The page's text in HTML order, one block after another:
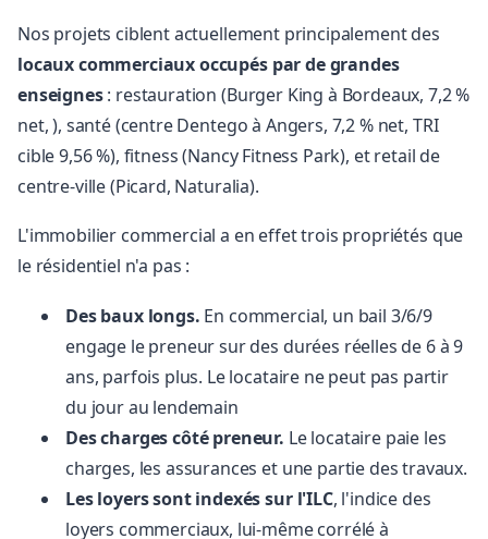
Nos projets ciblent actuellement principalement des
locaux commerciaux occupés par de grandes
enseignes: restauration (Burger King à Bordeaux, 7,2 %
net, ), santé (centre Dentego à Angers, 7,2 % net, TRI
cible 9,56 %), fitness (Nancy Fitness Park), et retail de
centre-ville (Picard, Naturalia).
L'immobilier commercial a en effet trois propriétés que
le résidentiel n'a pas :
Des baux longs. En commercial, un bail 3/6/9
engage le preneur sur des durées réelles de 6 à 9
ans, parfois plus. Le locataire ne peut pas partir
du jour au lendemain
Des charges côté preneur. Le locataire paie les
charges, les assurances et une partie des travaux.
Les loyers sont indexés sur l'ILC, l'indice des
loyers commerciaux, lui-même corrélé à